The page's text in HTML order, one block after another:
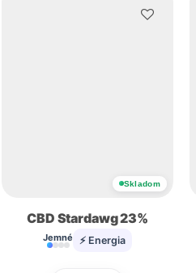
Skladom
CBD Stardawg 23%
Jemné ⚡ Energia